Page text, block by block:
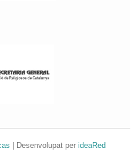
| Desenvolupat per ideaRed